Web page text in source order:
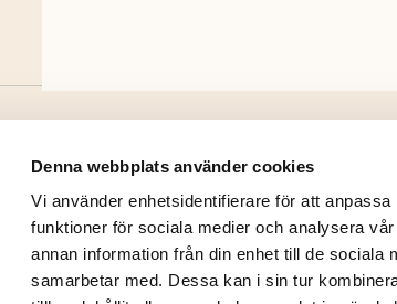
Denna webbplats använder cookies
Vi använder enhetsidentifierare för att
funktioner för sociala medier och analysera
annan information från din enhet till de
samarbetar med. Dessa kan i sin tur